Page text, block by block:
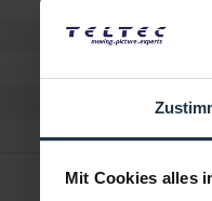
Mit Cookies alles